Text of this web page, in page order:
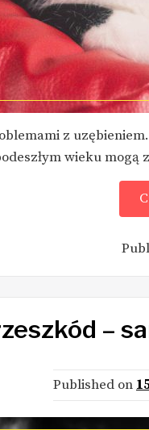
z
wieku
–
Published on